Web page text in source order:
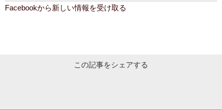
Facebookから新しい情報を受け取る
この記事をシェアする